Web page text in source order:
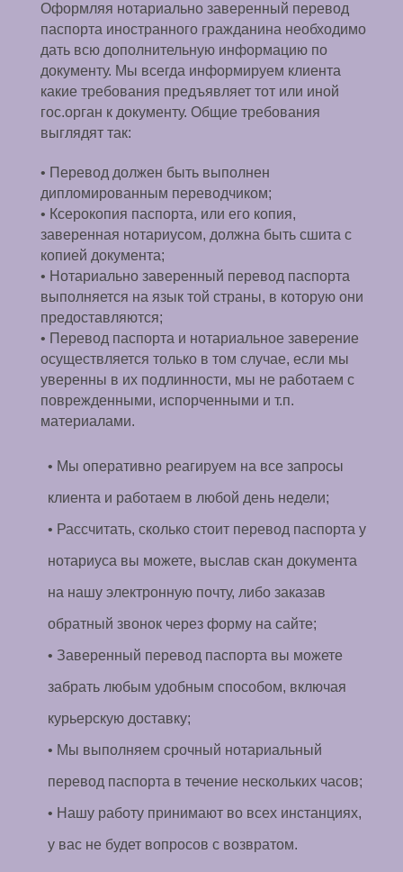
Оформляя нотариально заверенный перевод
паспорта иностранного гражданина необходимо
дать всю дополнительную информацию по
документу. Мы всегда информируем клиента
какие требования предъявляет тот или иной
гос.орган к документу. Общие требования
выглядят так:
• Перевод должен быть выполнен
дипломированным переводчиком;
• Ксерокопия паспорта, или его копия,
заверенная нотариусом, должна быть сшита с
копией документа;
• Нотариально заверенный перевод паспорта
выполняется на язык той страны, в которую они
предоставляются;
• Перевод паспорта и нотариальное заверение
осуществляется только в том случае, если мы
уверенны в их подлинности, мы не работаем с
поврежденными, испорченными и т.п.
материалами.
• Мы оперативно реагируем на все запросы
клиента и работаем в любой день недели;
• Рассчитать, сколько стоит перевод паспорта у
нотариуса вы можете, выслав скан документа
на нашу электронную почту, либо заказав
обратный звонок через форму на сайте;
• Заверенный перевод паспорта вы можете
забрать любым удобным способом, включая
курьерскую доставку;
• Мы выполняем срочный нотариальный
перевод паспорта в течение нескольких часов;
• Нашу работу принимают во всех инстанциях,
у вас не будет вопросов с возвратом.